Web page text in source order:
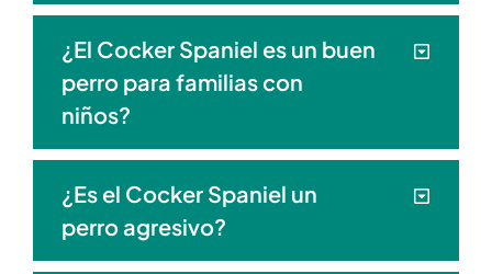
¿El Cocker Spaniel es un buen
perro para familias con
niños?
¿Es el Cocker Spaniel un
perro agresivo?